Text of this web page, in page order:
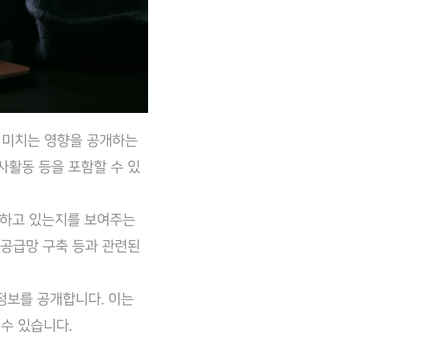
치는 영향을 공개하는
활동 등을 포함할 수 있
고 있는지를 보여주는
급망 구축 등과 관련된
보를 공개합니다. 이는
있습니다.